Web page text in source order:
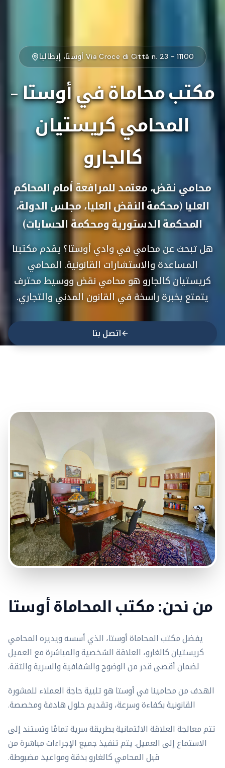
Via Croce di Città n. 23 - 11100 أوستا، إيطاليا
مكتب محاماة في أوستا -
المحامي كريستيان
كالجارو
محامي نقض، معتمد للمرافعة أمام المحاكم
العليا (محكمة النقض العليا، مجلس الدولة،
المحكمة الدستورية ومحكمة الحسابات)
هل تبحث عن محامي في وادي أوستا؟ يقدم مكتبنا
المساعدة والاستشارات القانونية. المحامي
كريستيان كالجارو هو محامي نقض ووسيط محترف
يتمتع بخبرة راسخة في القانون المدني والتجاري.
اتصل بنا
من نحن: مكتب المحاماة أوستا
يفضل مكتب المحاماة أوستا، الذي أسسه ويديره المحامي
كريستيان كالغارو، العلاقة الشخصية والمباشرة مع العميل
لضمان أقصى قدر من الوضوح والشفافية والسرية والثقة.
الهدف من محامينا في أوستا هو تلبية حاجة العملاء للمشورة
القانونية بكفاءة وسرعة، وتقديم حلول هادفة ومخصصة.
تتم معالجة العلاقة الائتمانية بطريقة سرية تمامًا وتستند إلى
الاستماع إلى العميل. يتم تنفيذ جميع الإجراءات مباشرة من
قبل المحامي كالغارو بدقة ومواعيد مضبوطة.